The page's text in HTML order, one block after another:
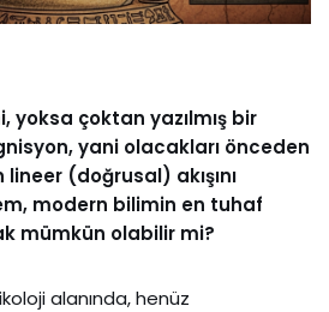
yoksa çoktan yazılmış bir
yani olacakları önceden
(doğrusal) akışını
modern bilimin en tuhaf
mümkün olabilir mi?
alanında, henüz